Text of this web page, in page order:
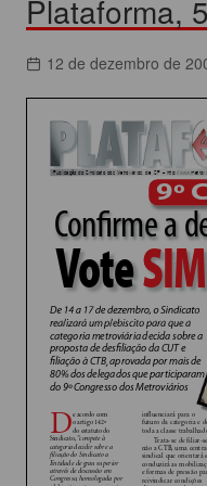
Plataforma,
12 de dezembro de